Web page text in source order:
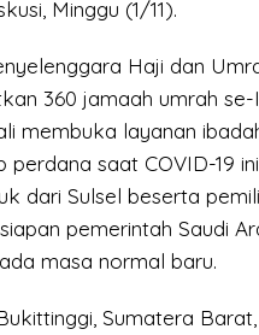
Minggu (1/11).
Haji dan
360 jamaah umrah se-
membuka layanan
saat COVID-19
dari Sulsel beserta
pemerintah Saudi
masa normal baru.
Sumatera